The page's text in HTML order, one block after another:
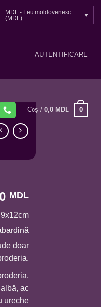
MDL - Leu moldovenesc
(MDL)
AUTENTIFICARE
Coș /0,0 MDL 0
MDLInterval
prețuri:
25,0 MDL
până
doar
ac
ureche